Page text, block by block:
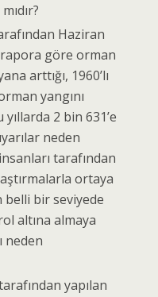
Haziran
göre orman
arttığı, 1960’lı
yangını
yıllarda 2 bin 631’e
neden
tarafından
ortaya
belli bir seviyede
altına almaya
neden
yapılan